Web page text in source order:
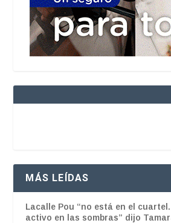
MÁS LEÍDAS
Lacalle Pou “no está en el
activo en las sombras” dijo